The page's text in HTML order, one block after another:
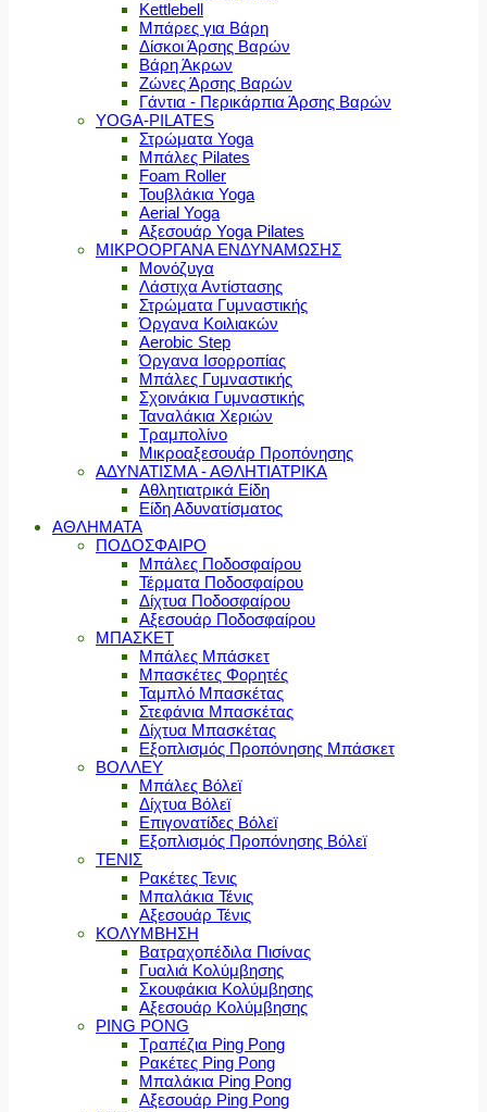
Kettlebell
Μπάρες για Βάρη
Δίσκοι Άρσης Βαρών
Βάρη Άκρων
Ζώνες Άρσης Βαρών
Γάντια - Περικάρπια Άρσης Βαρών
YOGA-PILATES
Στρώματα Yoga
Μπάλες Pilates
Foam Roller
Τουβλάκια Yoga
Aerial Yoga
Αξεσουάρ Yoga Pilates
ΜΙΚΡΟΟΡΓΑΝΑ ΕΝΔΥΝΑΜΩΣΗΣ
Μονόζυγα
Λάστιχα Αντίστασης
Στρώματα Γυμναστικής
Όργανα Κοιλιακών
Aerobic Step
Όργανα Ισορροπίας
Μπάλες Γυμναστικής
Σχοινάκια Γυμναστικής
Ταναλάκια Χεριών
Τραμπολίνο
Μικροαξεσουάρ Προπόνησης
ΑΔΥΝΑΤΙΣΜΑ - ΑΘΛΗΤΙΑΤΡΙΚΑ
Αθλητιατρικά Είδη
Είδη Αδυνατίσματος
ΑΘΛΗΜΑΤΑ
ΠΟΔΟΣΦΑΙΡΟ
Μπάλες Ποδοσφαίρου
Τέρματα Ποδοσφαίρου
Δίχτυα Ποδοσφαίρου
Αξεσουάρ Ποδοσφαίρου
ΜΠΑΣΚΕΤ
Μπάλες Μπάσκετ
Μπασκέτες Φορητές
Ταμπλό Μπασκέτας
Στεφάνια Μπασκέτας
Δίχτυα Μπασκέτας
Εξοπλισμός Προπόνησης Μπάσκετ
ΒΟΛΛΕΥ
Μπάλες Βόλεϊ
Δίχτυα Βόλεϊ
Επιγονατίδες Βόλεϊ
Εξοπλισμός Προπόνησης Βόλεϊ
ΤΕΝΙΣ
Ρακέτες Τενις
Μπαλάκια Τένις
Αξεσουάρ Τένις
ΚΟΛΥΜΒΗΣΗ
Βατραχοπέδιλα Πισίνας
Γυαλιά Κολύμβησης
Σκουφάκια Κολύμβησης
Αξεσουάρ Κολύμβησης
PING PONG
Τραπέζια Ping Pong
Ρακέτες Ping Pong
Μπαλάκια Ping Pong
Αξεσουάρ Ping Pong